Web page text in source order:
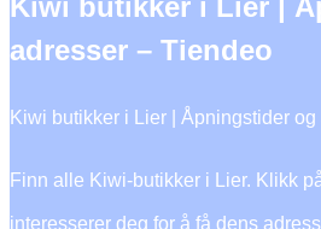
Kiwi butikker i Lier |
adresser – Tiendeo
Kiwi butikker i Lier | Åpningstider og
Finn alle Kiwi-butikker i Lier. Klikk
interesserer deg for å få dens